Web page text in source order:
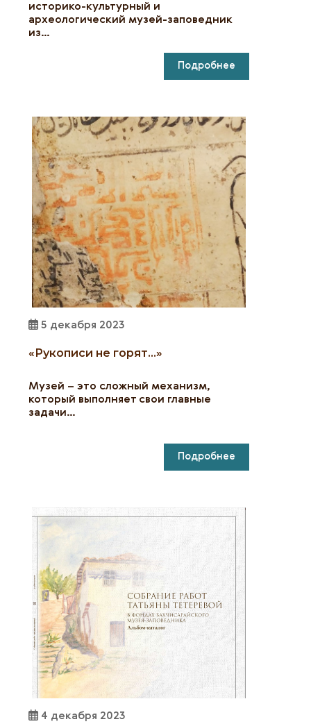
историко-культурный и
археологический музей-заповедник
из…
Подробнее
5 декабря 2023
«Рукописи не горят…»
Музей – это сложный механизм,
который выполняет свои главные
задачи…
Подробнее
4 декабря 2023